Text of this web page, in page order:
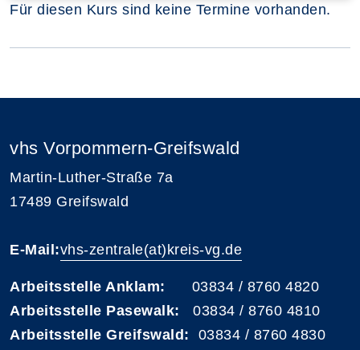
Für diesen Kurs sind keine Termine vorhanden.
vhs Vorpommern-Greifswald
Martin-Luther-Straße 7a
17489 Greifswald
E-Mail:vhs-zentrale(at)kreis-vg.de
Arbeitsstelle Anklam: 03834 / 8760 4820
Arbeitsstelle Pasewalk: 03834 / 8760 4810
Arbeitsstelle Greifswald: 03834 / 8760 4830